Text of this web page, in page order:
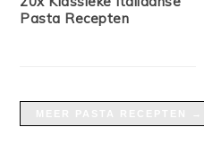
Pasta Recepten